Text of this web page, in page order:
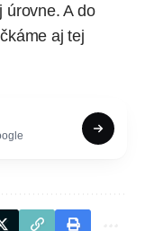
úrovne. A do
aj tej